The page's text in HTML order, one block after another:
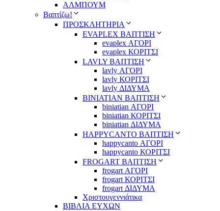
ΑΛΜΠΟΥΜ
Βαπτίζω!
ΠΡΟΣΚΛΗΤΗΡΙΑ
EVAPLEX ΒΑΠΤΙΣΗ
evaplex ΑΓΟΡΙ
evaplex ΚΟΡΙΤΣΙ
LAVLY ΒΑΠΤΙΣΗ
lavly ΑΓΟΡΙ
lavly ΚΟΡΙΤΣΙ
lavly ΔΙΔΥΜΑ
ΒΙΝΙΑΤΙΑΝ ΒΑΠΤΙΣΗ
biniatian ΑΓΟΡΙ
biniatian ΚΟΡΙΤΣΙ
biniatian ΔΙΔΥΜΑ
HAPPYCANTO ΒΑΠΤΙΣΗ
happycanto ΑΓΟΡΙ
happycanto ΚΟΡΙΤΣΙ
FROGART ΒΑΠΤΙΣΗ
frogart ΑΓΟΡΙ
frogart ΚΟΡΙΤΣΙ
frogart ΔΙΔΥΜΑ
Χριστουγεννιάτικα
ΒΙΒΛΙΑ ΕΥΧΩΝ